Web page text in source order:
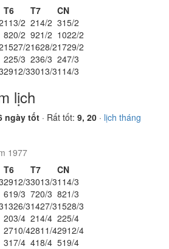
T6 T7
CN
1 13/2 214/2 315/2
820/2 921/2 1022/2
1527/21628/21729/2
225/3 236/3 247/3
2912/33013/31 14/3
lịch
ngày tốt · Rất tốt: 9, 20 · lịch tháng
1977
T6 T7
CN
2912/33013/31 14/3
619/3 720/3 821/3
1326/31427/31528/3
203/4 214/4 225/4
2710/42811/42912/4
317/4 418/4 519/4